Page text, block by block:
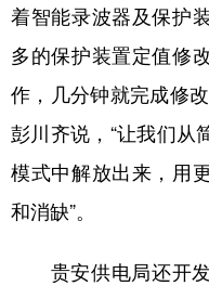
着智能录波器及保护
多的保护装置定值修
作，几分钟就完成修
彭川齐说，“让我们从
模式中解放出来，用
和消缺”。
贵安供电局还开发